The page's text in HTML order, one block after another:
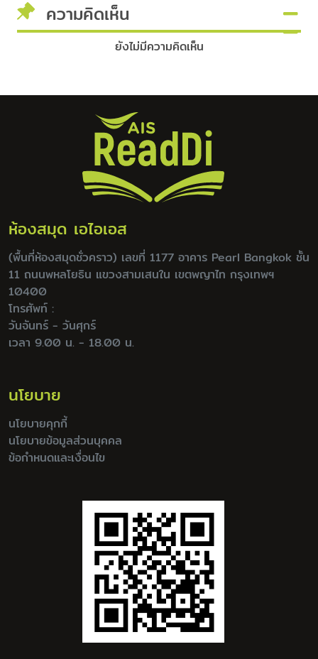
ความคิดเห็น
ยังไม่มีความคิดเห็น
ห้องสมุด เอไอเอส
(พื้นที่ห้องสมุดชั่วคราว) เลขที่ 1177 อาคาร Pearl Bangkok ชั้น
11 ถนนพหลโยธิน แขวงสามเสนใน เขตพญาไท กรุงเทพฯ
10400
โทรศัพท์ :
วันจันทร์ - วันศุกร์
เวลา 9.00 น. - 18.00 น.
นโยบาย
นโยบายคุกกี้
นโยบายข้อมูลส่วนบุคคล
ข้อกำหนดและเงื่อนไข